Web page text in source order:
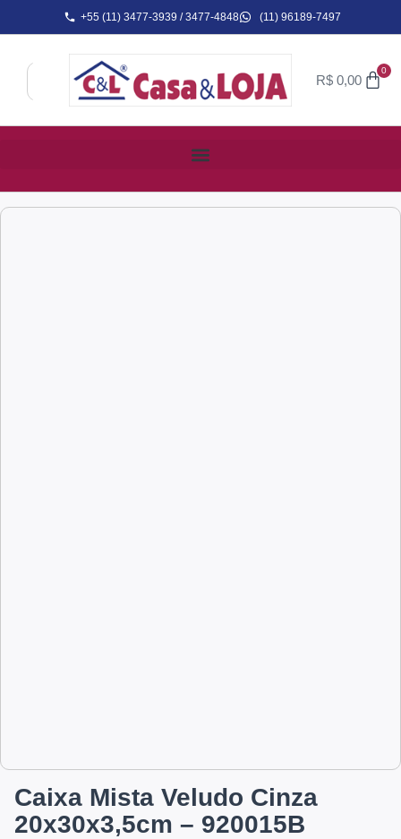
+55 (11) 3477-3939 / 3477-4848 (11) 96189-7497
R$ 0,00
0
Caixa Mista Veludo Cinza
20x30x3,5cm – 920015B